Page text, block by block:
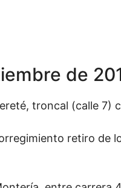
de
troncal (calle 7)
retiro de